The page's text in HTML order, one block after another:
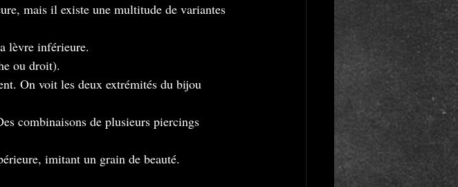
mais il existe une multitude de variantes
lèvre inférieure.
ou droit).
On voit les deux extrémités du bijou
combinaisons de plusieurs piercings
imitant un grain de beauté.